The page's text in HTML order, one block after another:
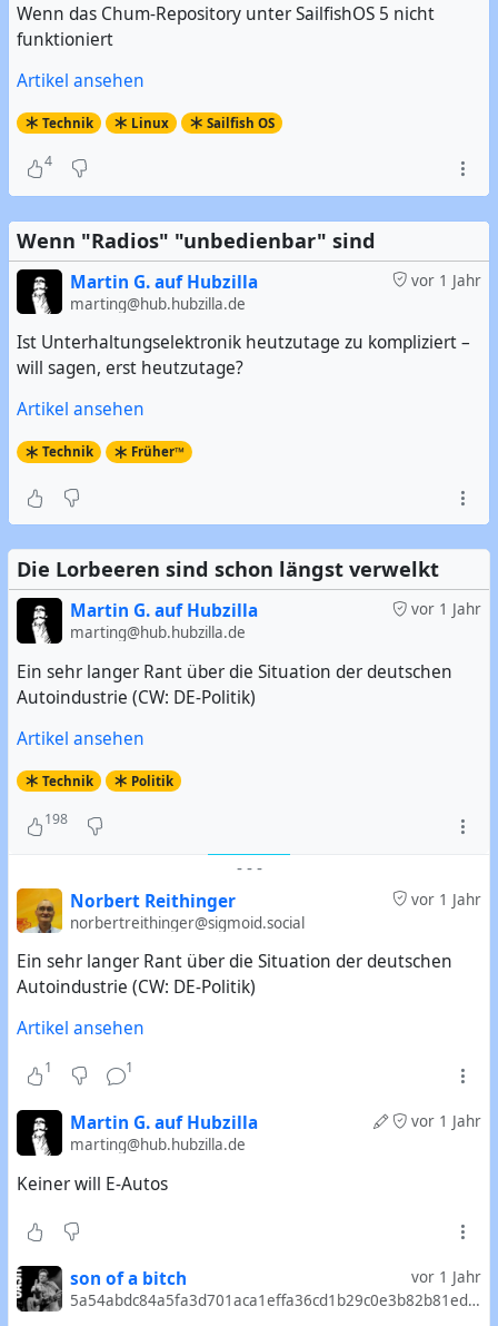
Wenn das Chum-Repository unter SailfishOS 5 nicht
funktioniert
Artikel ansehen
Technik Linux Sailfish OS
4
Wenn "Radios" "unbedienbar" sind
vor 1 Jahr
Martin G. auf Hubzilla
marting@hub.hubzilla.de
Ist Unterhaltungselektronik heutzutage zu kompliziert –
will sagen, erst heutzutage?
Artikel ansehen
Technik Früher™
Die Lorbeeren sind schon längst verwelkt
vor 1 Jahr
Martin G. auf Hubzilla
marting@hub.hubzilla.de
Ein sehr langer Rant über die Situation der deutschen
Autoindustrie (CW: DE-Politik)
Artikel ansehen
Technik Politik
198
- - -
vor 1 Jahr
Norbert Reithinger
norbertreithinger@sigmoid.social
Ein sehr langer Rant über die Situation der deutschen
Autoindustrie (CW: DE-Politik)
Artikel ansehen
1 1
vor 1 Jahr
Martin G. auf Hubzilla
marting@hub.hubzilla.de
Keiner will E-Autos
vor 1 Jahr
son of a bitch
5a54abdc84a5fa3d701aca1effa36cd1b29c0e3b82b81ed4d9380d923c58d510@mostr.pub